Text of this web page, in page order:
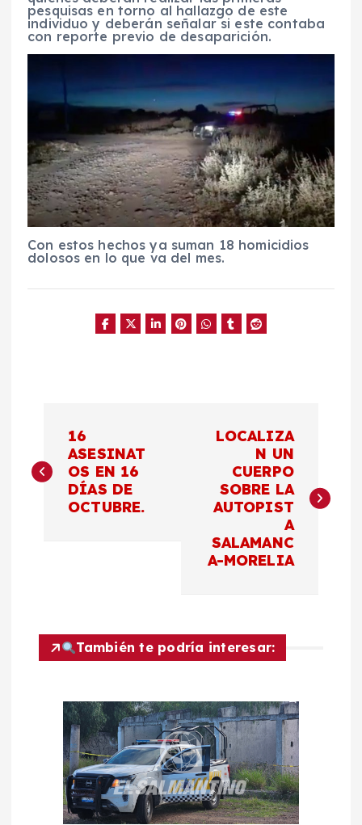
pesquisas en torno al hallazgo de este
individuo y deberán señalar si este contaba
con reporte previo de desaparición.
Con estos hechos ya suman 18 homicidios
dolosos en lo que va del mes.
a
c
16
ASESINAT
OS EN 16
DÍAS DE
OCTUBRE.
LOCALIZA
N UN
CUERPO
SOBRE LA
AUTOPIST
A
SALAMANC
A-MORELIA
También te podría interesar: